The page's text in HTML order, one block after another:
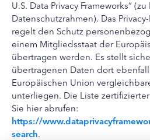
U.S. Data Privacy Frameworks“
Datenschutzrahmen). Das
regelt den Schutz
einem Mitgliedsstaat der
übertragen werden. Es stellt
übertragenen Daten dort
Europäischen Union
unterliegen. Die Liste
Sie hier abrufen:
https://
search.